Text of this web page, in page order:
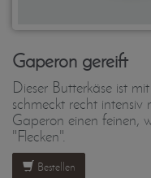
Gaperon gereift
Dieser Butterkäse ist
schmeckt recht
Gaperon einen feinen,
"Flecken".
Bestellen